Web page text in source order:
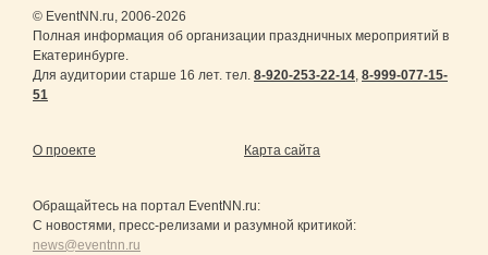
© EventNN.ru, 2006-2026
Полная информация об организации праздничных мероприятий в
Екатеринбурге.
Для аудитории старше 16 лет. тел. 8-920-253-22-14, 8-999-077-15-
51
О проекте Карта сайта
Обращайтесь на портал EventNN.ru:
С новостями, пресс-релизами и разумной критикой:
news@eventnn.ru